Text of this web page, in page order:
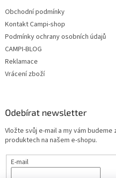
Obchodní podmínky
Kontakt Campi-shop
Podmínky ochrany osobních údajů
CAMPI-BLOG
Reklamace
Vrácení zboží
Odebírat newsletter
Vložte svůj e-mail a my vám
produktech na našem e-shopu.
E-mail